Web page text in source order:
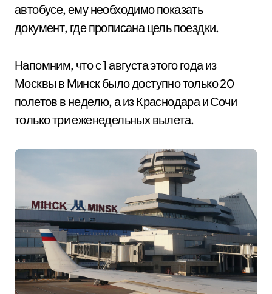
автобусе, ему необходимо показать
документ, где прописана цель поездки.
Напомним, что с 1 августа этого года из
Москвы в Минск было доступно только 20
полетов в неделю, а из Краснодара и Сочи
только три еженедельных вылета.